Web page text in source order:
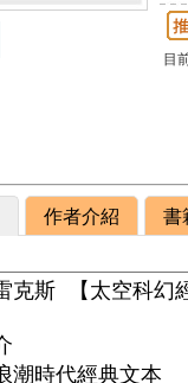
目
作者介紹 書